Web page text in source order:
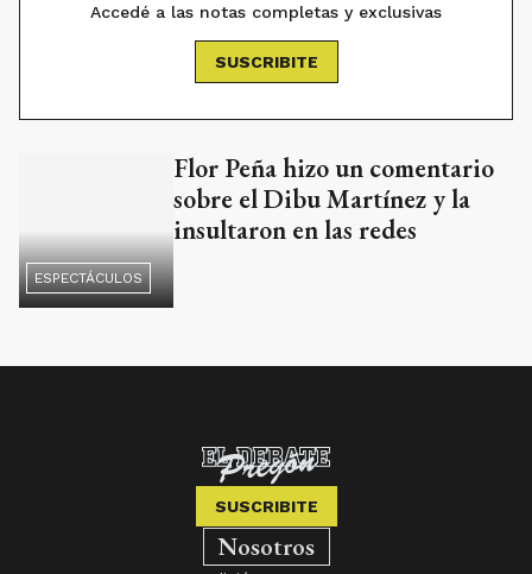
Accedé a las notas completas y exclusivas
SUSCRIBITE
ESPECTÁCULOS
Flor Peña hizo un comentario
sobre el Dibu Martínez y la
insultaron en las redes
SUSCRIBITE
Nosotros